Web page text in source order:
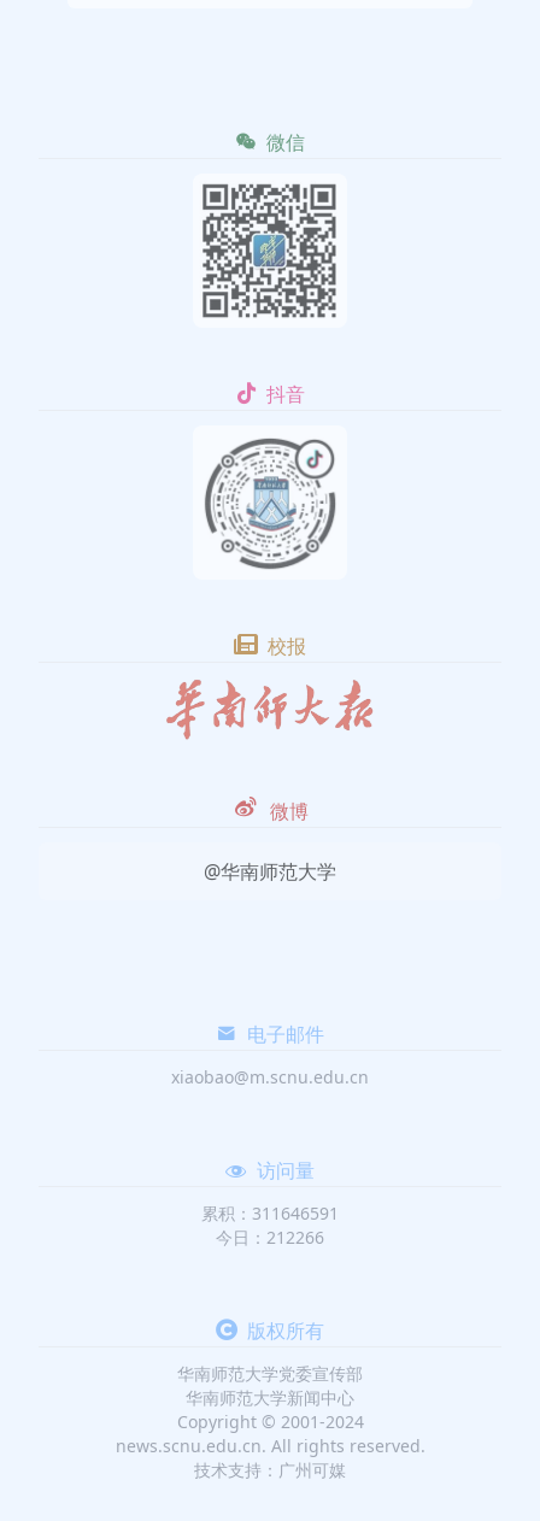
微信
抖音
校报
微博
@华南师范大学
电子邮件
xiaobao@m.scnu.edu.cn
访问量
累积：311646591
今日：212266
版权所有
华南师范大学党委宣传部
华南师范大学新闻中心
Copyright © 2001-2024
news.scnu.edu.cn. All rights reserved.
技术支持：广州可媒